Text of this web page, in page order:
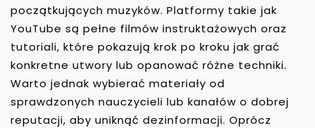
początkujących muzyków. Platformy takie jak
YouTube są pełne filmów instruktażowych oraz
tutoriali, które pokazują krok po kroku jak grać
konkretne utwory lub opanować różne techniki.
Warto jednak wybierać materiały od
sprawdzonych nauczycieli lub kanałów o dobrej
reputacji, aby uniknąć dezinformacji. Oprócz